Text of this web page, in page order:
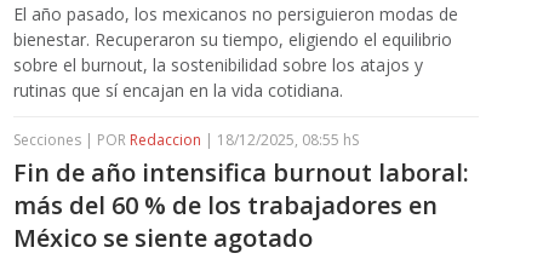
El año pasado, los mexicanos no persiguieron modas de
bienestar. Recuperaron su tiempo, eligiendo el equilibrio
sobre el burnout, la sostenibilidad sobre los atajos y
rutinas que sí encajan en la vida cotidiana.
Secciones | POR Redaccion | 18/12/2025, 08:55 hS
Fin de año intensifica burnout laboral:
más del 60 % de los trabajadores en
México se siente agotado